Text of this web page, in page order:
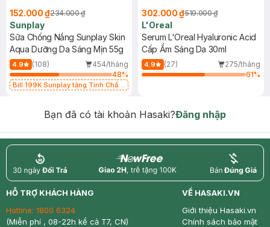
152.000 ₫234.000 ₫
Sunplay
Sữa Chống Nắng Sunplay Skin
Aqua Dưỡng Da Sáng Mịn 55g
4.9 (108)
454/tháng
48%
Bill 199K Sunplay tặng Tinh Chất
302.000 ₫519.000 ₫
L'Oreal
Serum L'Oreal Hyaluronic Acid
Cấp Ẩm Sáng Da 30ml
4.9 (27)
275/tháng
61%
Bạn đã có tài khoản Hasaki?Đăng nhập
return nowfree price
HỖ TRỢ KHÁCH HÀNG
Hotline: 1800 6324
(Miễn phí , 08-22h kể cả T7, CN)
VỀ HASAKI.VN
Giới thiệu Hasaki.vn
Chính sách bảo mật